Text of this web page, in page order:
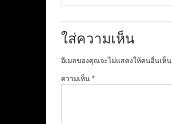
ใส่ความเห็น
อีเมลของคุณจะไม่แสดงให้คนอื่นเห็น
ความเห็น*